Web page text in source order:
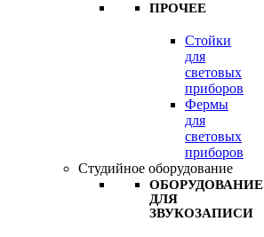
ПРОЧЕЕ
Стойки
для
световых
приборов
Фермы
для
световых
приборов
Студийное оборудование
ОБОРУДОВАНИЕ
ДЛЯ
ЗВУКОЗАПИСИ